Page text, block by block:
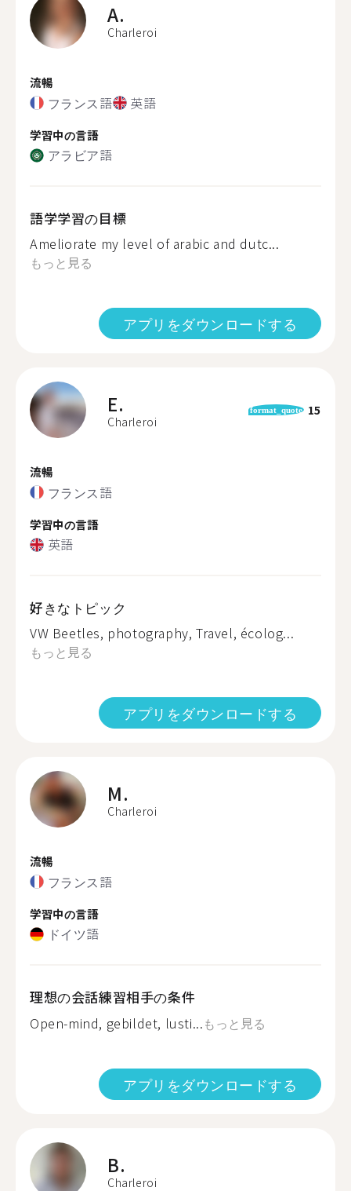
A.
Charleroi
流暢
フランス語 英語
学習中の言語
アラビア語
語学学習の目標
Ameliorate my level of arabic and dutc...
もっと見る
アプリをダウンロードする
E.
Charleroi
format_quote 15
流暢
フランス語
学習中の言語
英語
好きなトピック
VW Beetles, photography, Travel, écolog...
もっと見る
アプリをダウンロードする
M.
Charleroi
流暢
フランス語
学習中の言語
ドイツ語
理想の会話練習相手の条件
Open-mind, gebildet, lusti...もっと見る
アプリをダウンロードする
B.
Charleroi